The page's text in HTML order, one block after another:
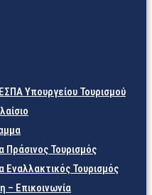
Υπουργείου Τουρισμού
Πράσινος Τουρισμός
Εναλλακτικός Τουρισμός
– Επικοινωνία